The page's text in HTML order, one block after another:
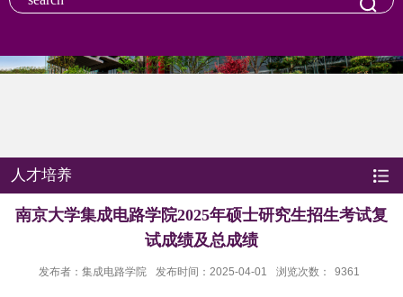
人才培养
南京大学集成电路学院2025年硕士研究生招生考试复
试成绩及总成绩
发布者：集成电路学院 发布时间：2025-04-01 浏览次数： 9361